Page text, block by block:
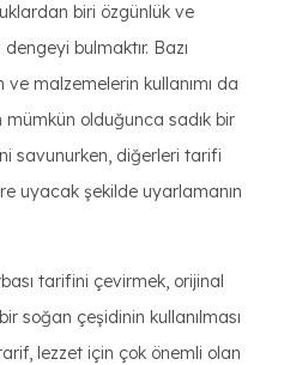
biri özgünlük ve
bulmaktır. Bazı
malzemelerin kullanımı da
olduğunca sadık bir
savunurken, diğerleri tarifi
uyacak şekilde uyarlamanın
tarifini çevirmek, orijinal
soğan çeşidinin kullanılması
lezzet için çok önemli olan